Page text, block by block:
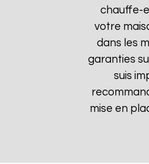
chauffe-
votre
dans les
garanties
suis
mise en